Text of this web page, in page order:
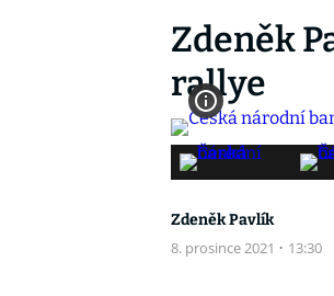
Zdeněk
rallye
Zdeněk Pavlík
8. prosince 2021 · 13:30